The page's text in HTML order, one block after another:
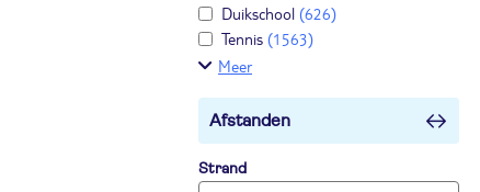
Duikschool (626)
Tennis (1563)
Meer
Afstanden
Strand